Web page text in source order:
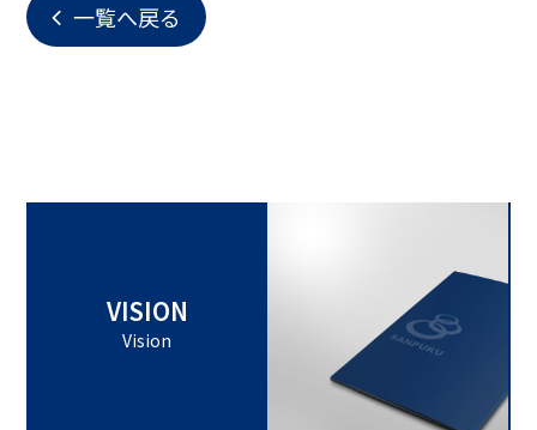
一覧へ戻る
VISION
Vision